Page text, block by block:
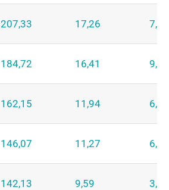
207,33 17,26 7,38
184,72 16,41 9,22
162,15 11,94 6,31
146,07 11,27 6,23
142,13 9,59 3,63